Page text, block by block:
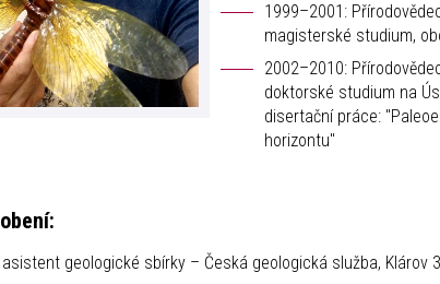
1999–2001:
magisterské studium,
2002–2010:
doktorské studium na
disertační práce:
horizontu"
geologické sbírky – Česká geologická služba, Klárov